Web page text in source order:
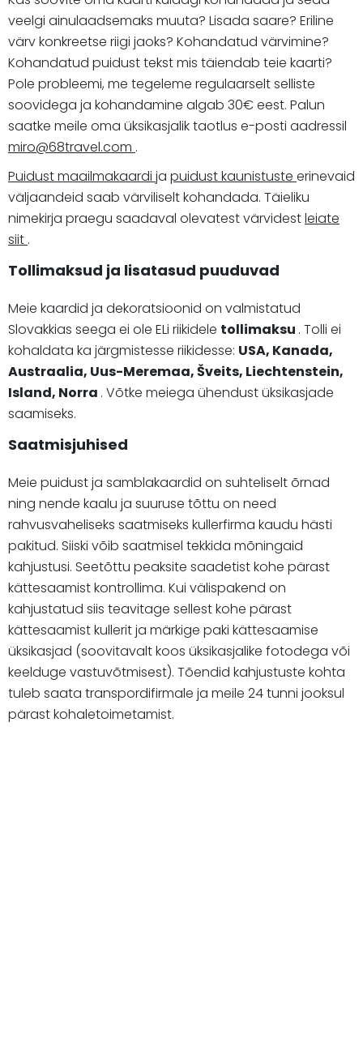
veelgi ainulaadsemaks muuta? Lisada saare? Eriline
värv konkreetse riigi jaoks? Kohandatud värvimine?
Kohandatud puidust tekst mis täiendab teie kaarti?
Pole probleemi, me tegeleme regulaarselt selliste
soovidega ja kohandamine algab 30€ eest. Palun
saatke meile oma üksikasjalik taotlus e-posti aadressil
miro@68travel.com .
Puidust maailmakaardi ja puidust kaunistuste erinevaid
väljaandeid saab värviliselt kohandada. Täieliku
nimekirja praegu saadaval olevatest värvidestleiate
siit .
Tollimaksud ja lisatasud puuduvad
Meie kaardid ja dekoratsioonid on valmistatud
Slovakkias seega ei ole ELi riikidele tollimaksu . Tolli ei
kohaldata ka järgmistesse riikidesse: USA, Kanada,
Austraalia, Uus-Meremaa, Šveits, Liechtenstein,
Island, Norra . Võtke meiega ühendust üksikasjade
saamiseks.
Saatmisjuhised
Meie puidust ja samblakaardid on suhteliselt õrnad
ning nende kaalu ja suuruse tõttu on need
rahvusvaheliseks saatmiseks kullerfirma kaudu hästi
pakitud. Siiski võib saatmisel tekkida mõningaid
kahjustusi. Seetõttu peaksite saadetist kohe pärast
kättesaamist kontrollima. Kui välispakend on
kahjustatud siis teavitage sellest kohe pärast
kättesaamist kullerit ja märkige paki kättesaamise
üksikasjad (soovitavalt koos üksikasjalike fotodega või
keelduge vastuvõtmisest). Tõendid kahjustuste kohta
tuleb saata transpordifirmale ja meile 24 tunni jooksul
pärast kohaletoimetamist.